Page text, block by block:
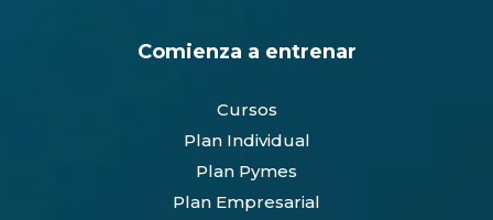
Comienza a entrenar
Cursos
Plan Individual
Plan Pymes
Plan Empresarial